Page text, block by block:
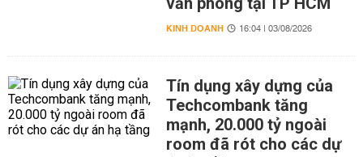
KINH DOANH 16:04 | 03/08/2026
Tín dụng xây dựng của
Techcombank tăng
mạnh, 20.000 tỷ ngoài
room đã rót cho các dự